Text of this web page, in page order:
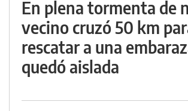
En plena tormenta de
vecino cruzó 50 km
rescatar a una
quedó aislada